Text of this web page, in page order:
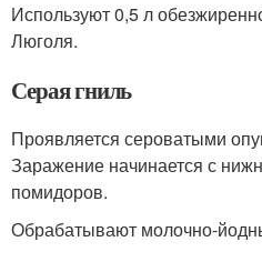
Используют 0,5 л
Люголя.
Серая гниль
Проявляется сероватыми
Заражение начинается с
помидоров.
Обрабатывают молочно-